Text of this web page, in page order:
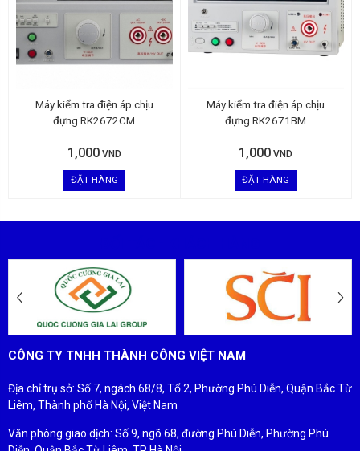
Máy kiểm tra điện áp chịu
đựng RK2672CM
1,000 VND
ĐẶT HÀNG
Máy kiểm tra điện áp chịu
đựng RK2671BM
1,000 VND
ĐẶT HÀNG
CÔNG TY TNHH THÀNH CÔNG VIỆT NAM
Địa chỉ trụ sở: Số 7, ngách 68/8, Tổ 2, Phường Phú Diễn, Quận Bắc Từ
Liêm, Thành phố Hà Nội, Việt Nam
Văn phòng giao dịch: Số 9, ngõ 68, đường Phú Diễn, Phường Phú